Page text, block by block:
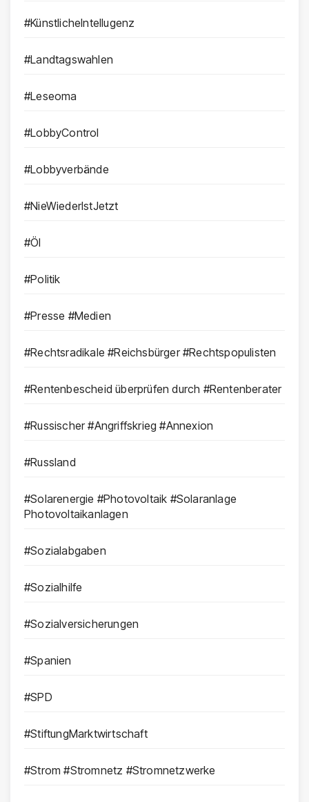
#KünstlicheIntellugenz
#Landtagswahlen
#Leseoma
#LobbyControl
#Lobbyverbände
#NieWiederIstJetzt
#Öl
#Politik
#Presse #Medien
#Rechtsradikale #Reichsbürger #Rechtspopulisten
#Rentenbescheid überprüfen durch #Rentenberater
#Russischer #Angriffskrieg #Annexion
#Russland
#Solarenergie #Photovoltaik #Solaranlage
Photovoltaikanlagen
#Sozialabgaben
#Sozialhilfe
#Sozialversicherungen
#Spanien
#SPD
#StiftungMarktwirtschaft
#Strom #Stromnetz #Stromnetzwerke